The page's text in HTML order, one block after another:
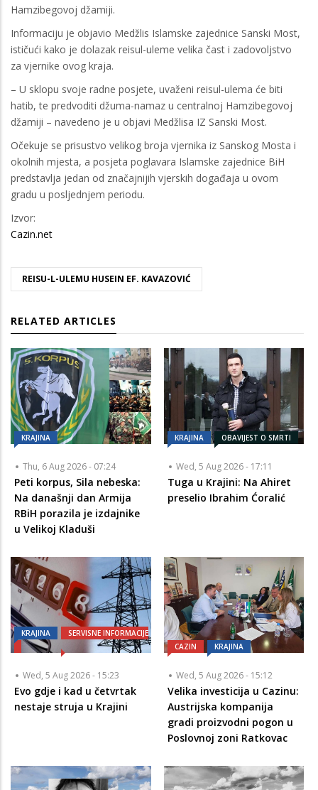
Hamzibegovoj džamiji.
Informaciju je objavio Medžlis Islamske zajednice Sanski Most,
ističući kako je dolazak reisul-uleme velika čast i zadovoljstvo
za vjernike ovog kraja.
– U sklopu svoje radne posjete, uvaženi reisul-ulema će biti
hatib, te predvoditi džuma-namaz u centralnoj Hamzibegovoj
džamiji – navedeno je u objavi Medžlisa IZ Sanski Most.
Očekuje se prisustvo velikog broja vjernika iz Sanskog Mosta i
okolnih mjesta, a posjeta poglavara Islamske zajednice BiH
predstavlja jedan od značajnijih vjerskih događaja u ovom
gradu u posljednjem periodu.
Izvor:
Cazin.net
REISU-L-ULEMU HUSEIN EF. KAVAZOVIĆ
RELATED ARTICLES
KRAJINA
Thu, 6 Aug 2026 - 07:24
Peti korpus, Sila nebeska:
Na današnji dan Armija
RBiH porazila je izdajnike
u Velikoj Kladuši
KRAJINA OBAVIJEST O SMRTI
Wed, 5 Aug 2026 - 17:11
Tuga u Krajini: Na Ahiret
preselio Ibrahim Ćoralić
KRAJINA SERVISNE INFORMACIJE
Wed, 5 Aug 2026 - 15:23
Evo gdje i kad u četvrtak
nestaje struja u Krajini
CAZIN KRAJINA
Wed, 5 Aug 2026 - 15:12
Velika investicija u Cazinu:
Austrijska kompanija
gradi proizvodni pogon u
Poslovnoj zoni Ratkovac